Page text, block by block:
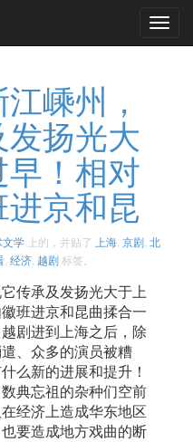
嵊州，
扬光大
！相对
京和昆
文学 上的，并贴了 上海 京剧 北
经济 越剧标签。
传承及发扬光大于上
班进京和昆曲揉合一
剧进到上海之后，除
、众多的演员被糟
么新的进展和提升！
典忘祖的杂种们空前
经济上造成华东地区
要造成地方戏曲的断